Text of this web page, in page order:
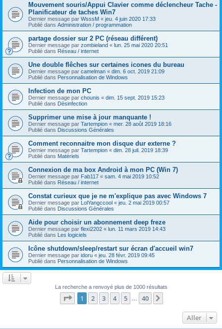
Mouvement souris/Appui Clavier comme déclencheur Tache -
Planificateur de taches Win7
Dernier message par WsssM « jeu. 4 juin 2020 17:33
Publié dans Administration / programmation
partage dossier sur 2 PC (réseau différent)
Dernier message par zombieland « lun. 25 mai 2020 20:51
Publié dans Réseau / internet
Une double flêches sur certaines icones du bureau
Dernier message par camelman « dim. 6 oct. 2019 21:09
Publié dans Personnalisation de Windows
Infection de mon PC
Dernier message par chounis « dim. 15 sept. 2019 15:23
Publié dans Désinfection
Supprimer une mise à jour manquante !
Dernier message par Tartempion « mer. 28 août 2019 18:16
Publié dans Discussions Générales
Comment reconnaitre mon disque dur externe ?
Dernier message par Tartempion « dim. 28 juil. 2019 18:39
Publié dans Matériels
Connexion de ma box Android à mon PC (Win 7)
Dernier message par Fab117 « sam. 4 mai 2019 10:52
Publié dans Réseau / internet
Constat curieux que je ne m'explique pas avec Windows 7
Dernier message par LolYangccool « jeu. 2 mai 2019 00:57
Publié dans Discussions Générales
Aide pour choisir un abonnement deep freze
Dernier message par flexi2202 « lun. 11 mars 2019 14:43
Publié dans Les logiciels
Icône shutdown/sleep/restart sur écran d'accueil win7
Dernier message par idoru « jeu. 28 févr. 2019 09:45
Publié dans Personnalisation de Windows
La recherche a renvoyé plus de 1000 résultats
Page 1sur40
1 2 3 4 5 40
Aller